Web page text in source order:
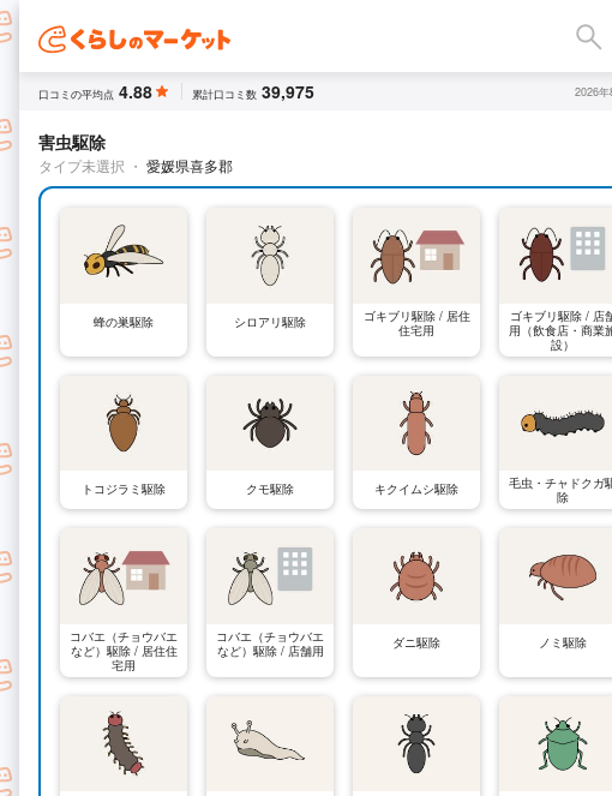
口コミの平均点 4.88 累計口コミ数 39,975 2026
害虫駆除
タイプ未選択 ・ 愛媛県喜多郡
蜂の巣駆除 シロアリ駆除
ゴキブリ駆除 / 居住
住宅用
ゴキブリ駆除 / 店
用（飲食店・商業
設）
トコジラミ駆除 クモ駆除 キクイムシ駆除
毛虫・チャドクガ
除
コバエ（チョウバエ
など）駆除 / 居住住
宅用
コバエ（チョウバエ
など）駆除 / 店舗用
ダニ駆除 ノミ駆除